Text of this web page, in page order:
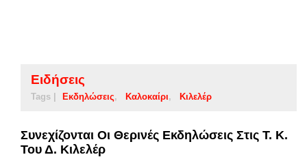
Ειδήσεις
Tags | Εκδηλώσεις Καλοκαίρι Κιλελέρ
Συνεχίζονται Οι Θερινές Εκδηλώσεις Στις Τ. Κ.
Του Δ. Κιλελέρ